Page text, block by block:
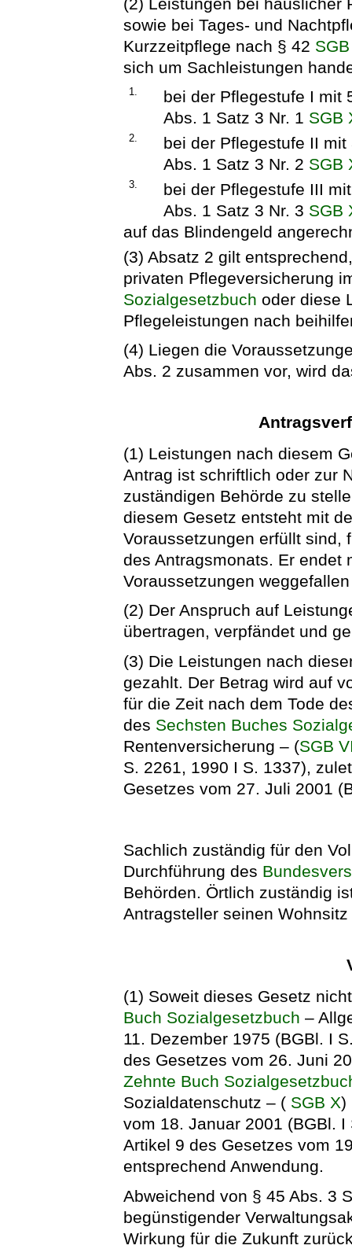
sowie bei Tages- und
Kurzzeitpflege nach § 42
sich um Sachleistungen
1.
bei der Pflegestufe I mit
Abs. 1 Satz 3 Nr. 1 SGB
2.
bei der Pflegestufe II
Abs. 1 Satz 3 Nr. 2 SGB
3.
bei der Pflegestufe III
Abs. 1 Satz 3 Nr. 3 SGB
auf das Blindengeld
(3) Absatz 2 gilt
privaten Pflegeversicherung
Sozialgesetzbuch oder diese
Pflegeleistungen nach
(4) Liegen die
Abs. 2 zusammen vor, wird
(1) Leistungen nach diesem
Antrag ist schriftlich oder zur
zuständigen Behörde zu
diesem Gesetz entsteht mit
Voraussetzungen erfüllt sind,
des Antragsmonats. Er endet
Voraussetzungen
(2) Der Anspruch auf
übertragen, verpfändet und
(3) Die Leistungen nach
gezahlt. Der Betrag wird auf
für die Zeit nach dem Tode
des Sechsten Buches
Rentenversicherung – (SGB
S. 2261, 1990 I S. 1337),
Gesetzes vom 27. Juli 2001
Sachlich zuständig für den
Durchführung des
Behörden. Örtlich zuständig
Antragsteller seinen
(1) Soweit dieses Gesetz
Buch Sozialgesetzbuch –
11. Dezember 1975 (BGBl. I
des Gesetzes vom 26. Juni
Zehnte Buch
Sozialdatenschutz – ( SGB X)
vom 18. Januar 2001 (BGBl.
Artikel 9 des Gesetzes vom
entsprechend Anwendung.
Abweichend von § 45 Abs. 3
begünstigender
Wirkung für die Zukunft